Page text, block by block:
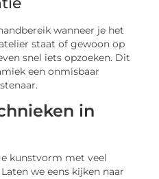
wanneer je het
staat of gewoon op
snel iets opzoeken. Dit
een onmisbaar
in
kunstvorm met veel
we eens kijken naar